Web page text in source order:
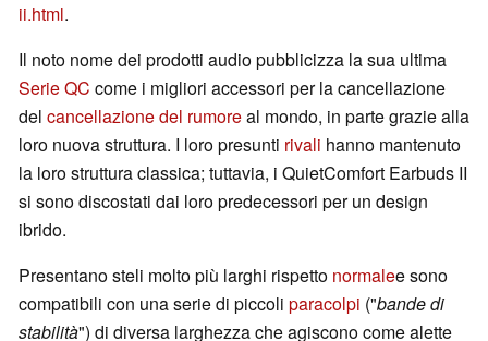
ii.html.
Il noto nome dei prodotti audio pubblicizza la sua ultima
Serie QC come i migliori accessori per la cancellazione
del cancellazione del rumoreal mondo, in parte grazie alla
loro nuova struttura. I loro presunti rivali hanno mantenuto
la loro struttura classica; tuttavia, i QuietComfort Earbuds II
si sono discostati dai loro predecessori per un design
ibrido.
Presentano steli molto più larghi rispetto normalee sono
compatibili con una serie di piccoli paracolpi ("bande di
stabilità") di diversa larghezza che agiscono come alette